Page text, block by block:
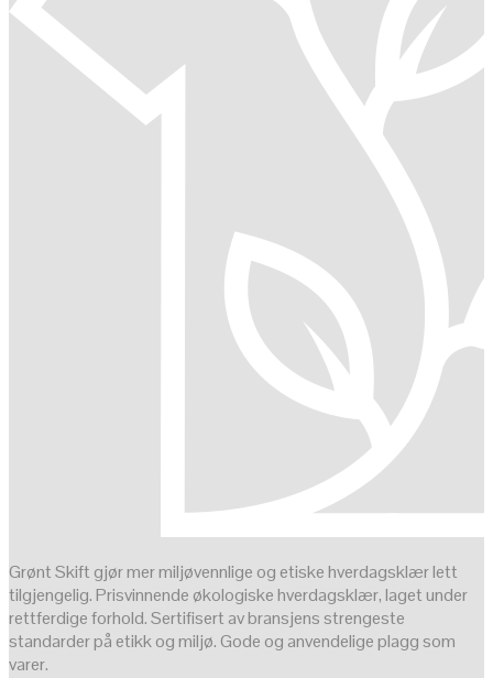
Grønt Skift gjør mer miljøvennlige og etiske hverdagsklær lett
tilgjengelig. Prisvinnende økologiske hverdagsklær, laget under
rettferdige forhold. Sertifisert av bransjens strengeste
standarder på etikk og miljø. Gode og anvendelige plagg som
varer.